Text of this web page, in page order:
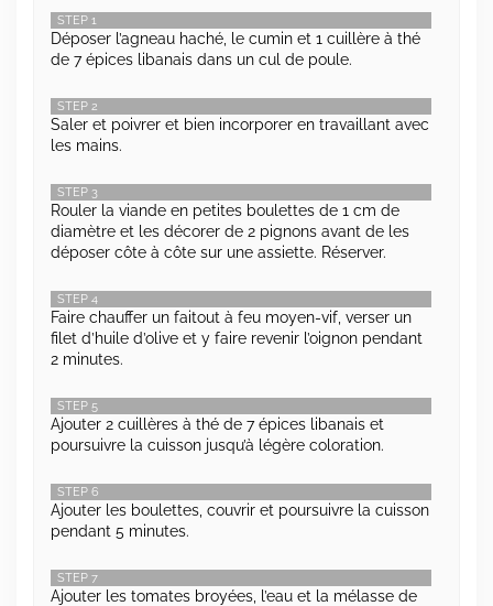
STEP 1
Déposer l’agneau haché, le cumin et 1 cuillère à thé
de 7 épices libanais dans un cul de poule.
STEP 2
Saler et poivrer et bien incorporer en travaillant avec
les mains.
STEP 3
Rouler la viande en petites boulettes de 1 cm de
diamètre et les décorer de 2 pignons avant de les
déposer côte à côte sur une assiette. Réserver.
STEP 4
Faire chauffer un faitout à feu moyen-vif, verser un
filet d’huile d’olive et y faire revenir l’oignon pendant
2 minutes.
STEP 5
Ajouter 2 cuillères à thé de 7 épices libanais et
poursuivre la cuisson jusqu’à légère coloration.
STEP 6
Ajouter les boulettes, couvrir et poursuivre la cuisson
pendant 5 minutes.
STEP 7
Ajouter les tomates broyées, l’eau et la mélasse de